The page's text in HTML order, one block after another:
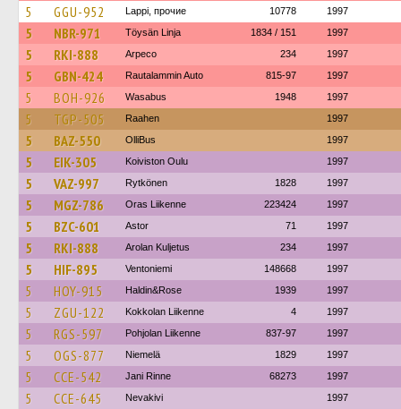
5 GGU-952 Lappi, прочие 10778 1997
5 NBR-971 Töysän Linja 1834 / 151 1997
5 RKI-888 Arpeco 234 1997
5 GBN-424 Rautalammin Auto 815-97 1997
5 BOH-926 Wasabus 1948 1997
5 TGP-505 Raahen 1997
5 BAZ-550 OlliBus 1997
5 EIK-305 Koiviston Oulu 1997
5 VAZ-997 Rytkönen 1828 1997
5 MGZ-786 Oras Liikenne 223424 1997
5 BZC-601 Astor 71 1997
5 RKI-888 Arolan Kuljetus 234 1997
5 HIF-895 Ventoniemi 148668 1997
5 HOY-915 Haldin&Rose 1939 1997
5 ZGU-122 Kokkolan Liikenne 4 1997
5 RGS-597 Pohjolan Liikenne 837-97 1997
5 OGS-877 Niemelä 1829 1997
5 CCE-542 Jani Rinne 68273 1997
5 CCE-645 Nevakivi 1997